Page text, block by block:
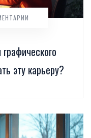
эту карьеру?